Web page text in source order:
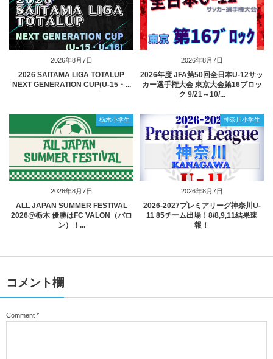
2026年8月7日
2026 SAITAMA LIGA TOTALUP
NEXT GENERATION CUP(U-15・...
2026年8月7日
2026年度 JFA第50回全日本U-12サッ
カー選手権大会 東京大会第16ブロッ
ク 9/21～10/...
2026年8月7日
栃木小学生
ALL JAPAN SUMMER FESTIVAL
2026@栃木 優勝はFC VALON（バロ
ン）！...
2026年8月7日
神奈川小学生
2026-2027プレミアリーグ神奈川U-
11 85チーム出場！8/8,9,11結果速
報！
コメント欄
Comment *